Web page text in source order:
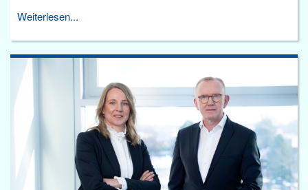
Weiterlesen...